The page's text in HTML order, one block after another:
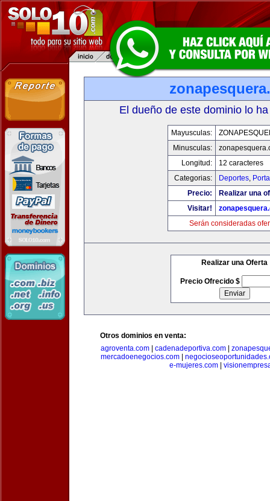
El dueño de este dominio lo
Mayusculas:
Minusculas:
Longitud:
12 caracteres
Categorias:
Deportes,
Precio:
Realizar una
Visitar!
Serán consideradas
Realizar una Oferta
Precio Ofrecido $
Otros dominios en venta:
agroventa.com
cadenadeportiva.com
mercadoenegocios.com
e-mujeres.com